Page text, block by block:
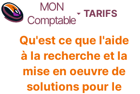
MON
Comptable
TARIFS
Qu'est ce que l'aide
à la recherche et la
mise en oeuvre de
solutions pour le